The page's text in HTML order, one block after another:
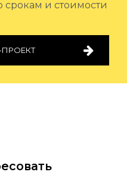
срокам и стоимости